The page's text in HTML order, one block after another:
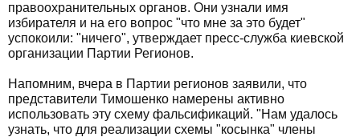
правоохранительных органов. Они узнали имя
избирателя и на его вопрос "что мне за это будет"
успокоили: "ничего", утверждает пресс-служба киевской
организации Партии Регионов.
Напомним, вчера в Партии регионов заявили, что
представители Тимошенко намерены активно
использовать эту схему фальсификаций. "Нам удалось
узнать, что для реализации схемы "косынка" члены